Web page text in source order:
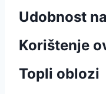
Udobnost
Korištenje
Topli oblozi